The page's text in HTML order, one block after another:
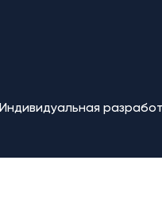
Индивидуальная